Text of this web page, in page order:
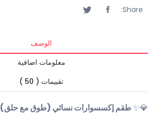
Share:
الوصف
معلومات اضافية
تقييمات ( 50 )
💎✨طقم إكسسوارات نسائي (طوق مع حلق)